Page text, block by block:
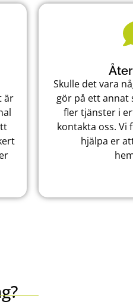
är
Skulle det vara
gör på ett annat
fler tjänster i
kontakta oss. Vi
hjälpa er